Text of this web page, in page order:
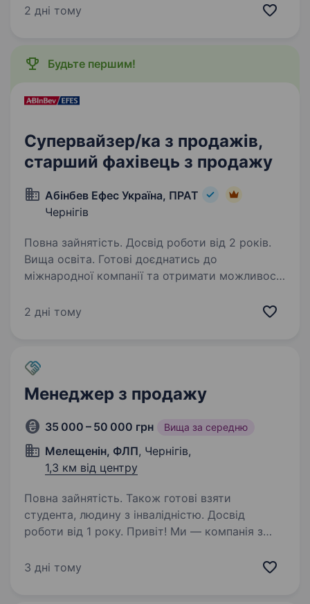
якого експортується у понад 80 країн світу.
2 дні тому
Будьте першим!
Супервайзер/ка з продажів,
старший фахівець з продажу
Абінбев Ефес Україна, ПРАТ
Чернігів
Повна зайнятість. Досвід роботи від 2 років.
Вища освіта. Готові доєднатись до
міжнародної компанії та отримати можливості
Ви отримаєте наставництво від працівників
2 дні тому
Менеджер з продажу
35 000 – 50 000 грн Вища за середню
Мелещенін, ФЛП, Чернігів,
1,3 км від центру
Повна зайнятість. Також готові взяти
студента, людину з інвалідністю. Досвід
роботи від 1 року. Привіт! Ми — компанія з
продажі комплектуючих для мобільних
3 дні тому